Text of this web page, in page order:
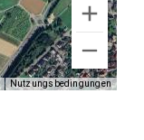
Nutzungsbedingungen